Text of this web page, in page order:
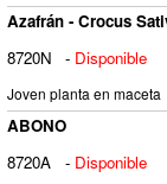
Azafrán - Crocus
8720N
- Disponible
Joven planta en maceta
ABONO
8720A
- Disponible